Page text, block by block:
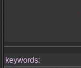
keywords: